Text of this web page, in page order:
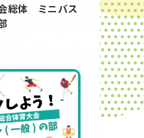
総体 ミニバス